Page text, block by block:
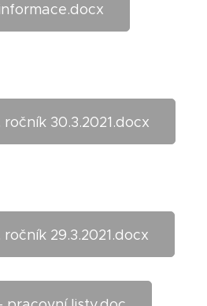
30.3.2021.docx
29.3.2021.docx